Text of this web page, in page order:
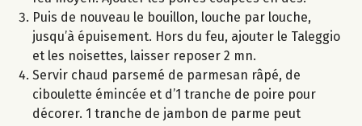
Puis de nouveau le bouillon, louche par louche,
jusqu’à épuisement. Hors du feu, ajouter le Taleggio
et les noisettes, laisser reposer 2 mn.
Servir chaud parsemé de parmesan râpé, de
ciboulette émincée et d’1 tranche de poire pour
décorer. 1 tranche de jambon de parme peut